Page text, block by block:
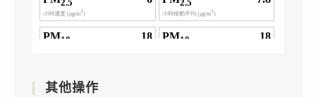
其他操作